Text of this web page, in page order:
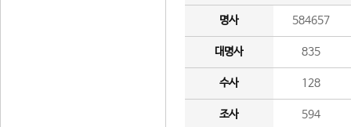
명사 584657
대명사 835
수사 128
조사 594